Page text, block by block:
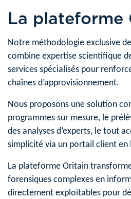
La plateforme
Notre méthodologie exclusive
combine expertise scientifique
services spécialisés pour
chaînes d’approvisionnement.
Nous proposons une solution
programmes sur mesure, le
des analyses d’experts, le tout
simplicité via un portail client en
La plateforme Oritain
forensiques complexes en
directement exploitables pour